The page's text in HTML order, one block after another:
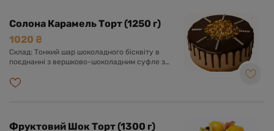
Солона Карамель Торт (1250 г)
1020 ₴
Склад: Тонкий шар шоколадного бісквіту в
поєднанні з вершково-шоколадним суфле з
карамелізованого фундука. Прикрашений
Фруктовий Шок Торт (1300 г)